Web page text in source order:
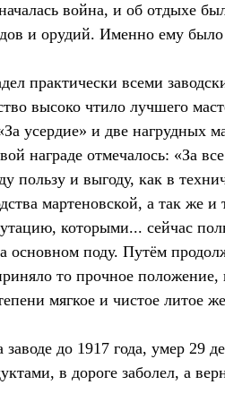
война, и об отдыхе
и орудий. Именно ему
практически всеми
высоко чтило лучшего
усердие» и две нагрудных
награде отмечалось: «За
пользу и выгоду, как в
мартеновской, а так же
которыми... сейчас
основном поду. Путём
то прочное
мягкое и чистое литое
до 1917 года, умер 29
в дороге заболел, а